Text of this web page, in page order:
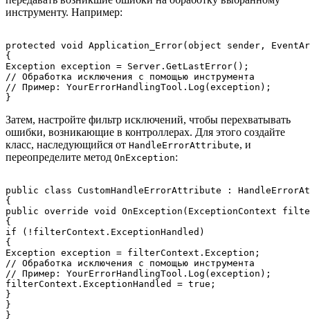
инструменту. Например:
protected void Application_Error(object sender,
{
Exception exception = Server.GetLastError();
// Обработка исключения с помощью инструмента
// Пример: YourErrorHandlingTool.Log(exception);
Затем, настройте фильтр исключений, чтобы перехватывать
ошибки, возникающие в контроллерах. Для этого создайте
класс, наследующийся от HandleErrorAttribute, и
переопределите метод OnException:
public class CustomHandleErrorAttribute :
{
public override void OnException(ExceptionContext
{
if (!filterContext.ExceptionHandled)
{
Exception exception = filterContext.Exception;
// Обработка исключения с помощью инструмента
// Пример: YourErrorHandlingTool.Log(exception);
filterContext.ExceptionHandled = true;
}
}